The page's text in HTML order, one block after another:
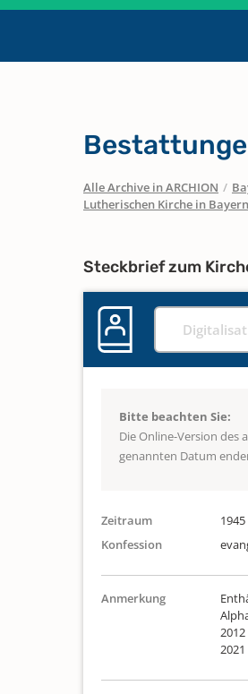
Alle Archive in ARCHION /
Lutherischen Kirche in Bayern
Steckbrief zum
Bitte beachten Sie:
Die Online-Version des
genannten Datum
Zeitraum
Konfession
Anmerkung
2021